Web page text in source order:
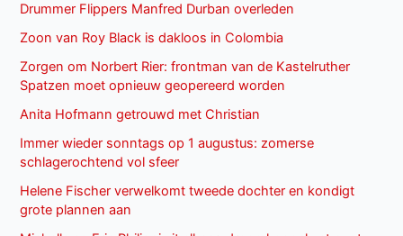
Drummer Flippers Manfred Durban overleden
Zoon van Roy Black is dakloos in Colombia
Zorgen om Norbert Rier: frontman van de Kastelruther
Spatzen moet opnieuw geopereerd worden
Anita Hofmann getrouwd met Christian
Immer wieder sonntags op 1 augustus: zomerse
schlagerochtend vol sfeer
Helene Fischer verwelkomt tweede dochter en kondigt
grote plannen aan